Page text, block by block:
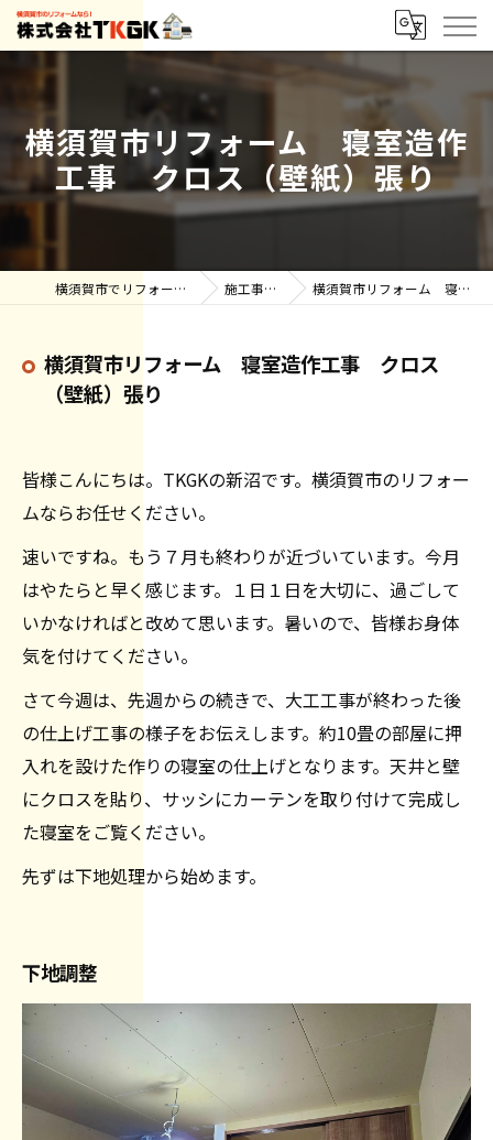
横須賀市リフォーム 寝室造作
工事 クロス（壁紙）張り
横須賀市でリフォーム・雨漏りなら株式会社TKGK 施工事例【ブログ】 横須賀市リフォーム 寝室造作工事 クロス（壁紙）張り
横須賀市リフォーム 寝室造作工事 クロス
（壁紙）張り
皆様こんにちは。TKGKの新沼です。横須賀市のリフォー
ムならお任せください。
速いですね。もう７月も終わりが近づいています。今月
はやたらと早く感じます。１日１日を大切に、過ごして
いかなければと改めて思います。暑いので、皆様お身体
気を付けてください。
さて今週は、先週からの続きで、大工工事が終わった後
の仕上げ工事の様子をお伝えします。約10畳の部屋に押
入れを設けた作りの寝室の仕上げとなります。天井と壁
にクロスを貼り、サッシにカーテンを取り付けて完成し
た寝室をご覧ください。
先ずは下地処理から始めます。
下地調整